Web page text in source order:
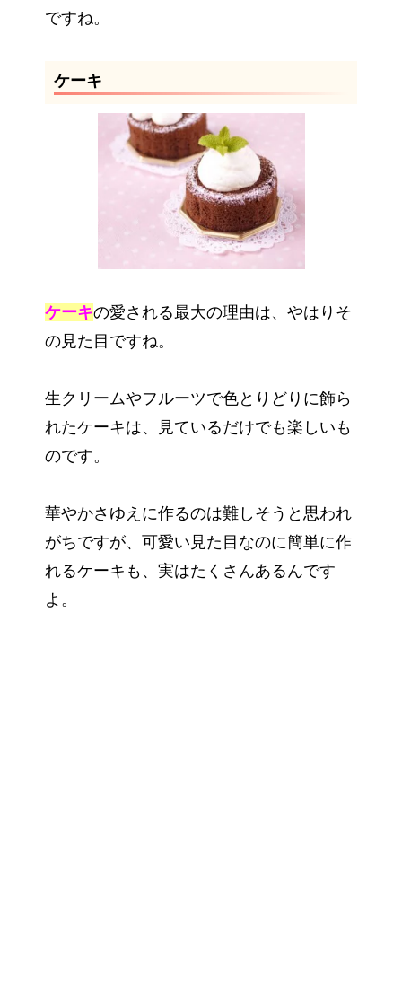
ですね。
ケーキ
ケーキの愛される最大の理由は、やはりそ
の見た目ですね。
生クリームやフルーツで色とりどりに飾ら
れたケーキは、見ているだけでも楽しいも
のです。
華やかさゆえに作るのは難しそうと思われ
がちですが、可愛い見た目なのに簡単に作
れるケーキも、実はたくさんあるんです
よ。